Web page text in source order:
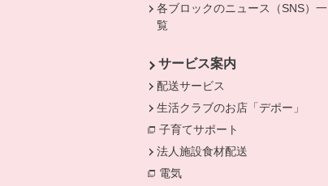
各ブロックのニュース（SNS）一
覧
サービス案内
配送サービス
生活クラブのお店「デポー」
子育てサポート
法人施設食材配送
電気